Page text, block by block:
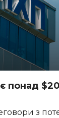
понад
з